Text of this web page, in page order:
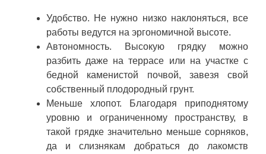
Удобство. Не нужно низко наклоняться, все
работы ведутся на эргономичной высоте.
Автономность. Высокую грядку можно
разбить даже на террасе или на участке с
бедной каменистой почвой, завезя свой
собственный плодородный грунт.
Меньше хлопот. Благодаря приподнятому
уровню и ограниченному пространству, в
такой грядке значительно меньше сорняков,
да и слизнякам добраться до лакомств